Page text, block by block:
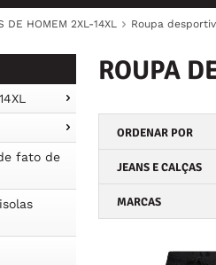
DE HOMEM 2XL-14XL Roupa
fato de
ROUPA
ORDENAR POR
JEANS E CALÇAS
MARCAS